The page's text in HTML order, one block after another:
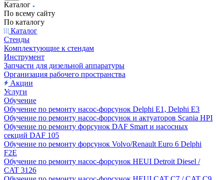
Каталог
По всему сайту
По каталогу
Каталог
Стенды
Комплектующие к стендам
Инструмент
Запчасти для дизельной аппаратуры
Организация рабочего пространства
Акции
Услуги
Обучение
Обучение по ремонту насос-форсунок Delphi E1, Delphi E3
Обучение по ремонту насос-форсунок и актуаторов Scania HPI
Обучение по ремонту форсунок DAF Smart и насосных
секций DAF 105
Обучение по ремонту форсунок Volvo/Renault Euro 6 Delphi
F2E
Обучение по ремонту насос-форсунок HEUI Detroit Diesel /
CAT 3126